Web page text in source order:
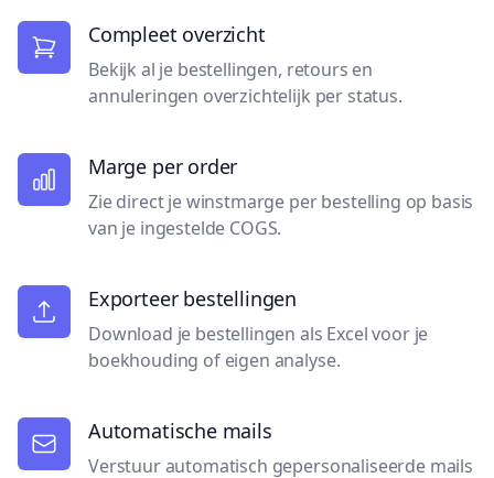
Compleet overzicht
Bekijk al je bestellingen, retours en
annuleringen overzichtelijk per status.
Marge per order
Zie direct je winstmarge per bestelling op basis
van je ingestelde COGS.
Exporteer bestellingen
Download je bestellingen als Excel voor je
boekhouding of eigen analyse.
Automatische mails
Verstuur automatisch gepersonaliseerde mails